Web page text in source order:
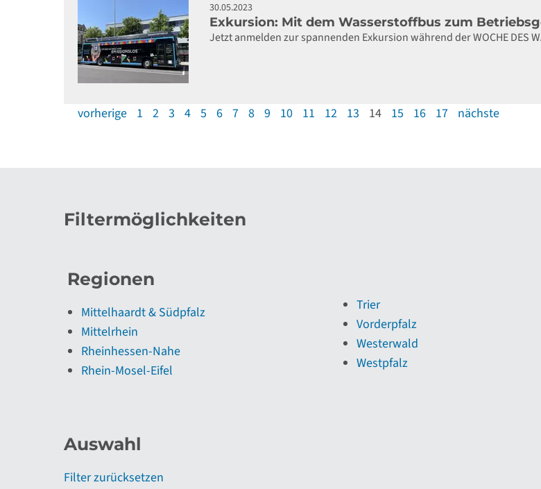
30.05.2023
Exkursion: Mit dem Wasserstoffbus zum
Jetzt anmelden zur spannenden Exkursion während der WOCHE DES
vorherige 1 2 3 4 5 6 7 8 9 10 11 12 13 14 15 16 17 nächste
Filtermöglichkeiten
Regionen
Mittelhaardt & Südpfalz
Mittelrhein
Rheinhessen-Nahe
Rhein-Mosel-Eifel
Trier
Vorderpfalz
Westerwald
Westpfalz
Auswahl
Filter zurücksetzen